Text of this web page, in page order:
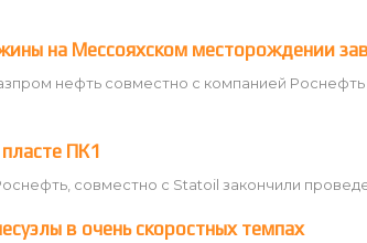
на Мессояхском месторождении
нефть совместно с компанией Роснефть
ПК1
совместно с Statoil закончили
в очень скоростных темпах